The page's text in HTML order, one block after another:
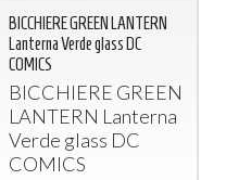
BICCHIERE GREEN LANTERN
Lanterna Verde glass DC
COMICS
BICCHIERE GREEN
LANTERN Lanterna
Verde glass DC
COMICS